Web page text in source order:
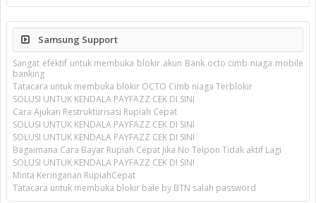
Samsung Support
Sangat efektif untuk membuka blokir akun Bank octo cimb niaga mobile
banking
Tatacara untuk membuka blokir OCTO Cimb niaga Terblokir
SOLUSI UNTUK KENDALA PAYFAZZ CEK DI SINI
Cara Ajukan Restrukturisasi Rupiah Cepat
SOLUSI UNTUK KENDALA PAYFAZZ CEK DI SINI
SOLUSI UNTUK KENDALA PAYFAZZ CEK DI SINI
Bagaimana Cara Bayar Rupiah Cepat Jika No Telpon Tidak aktif Lagi
SOLUSI UNTUK KENDALA PAYFAZZ CEK DI SINI
Minta Keringanan RupiahCepat
Tatacara untuk membuka blokir bale by BTN salah password